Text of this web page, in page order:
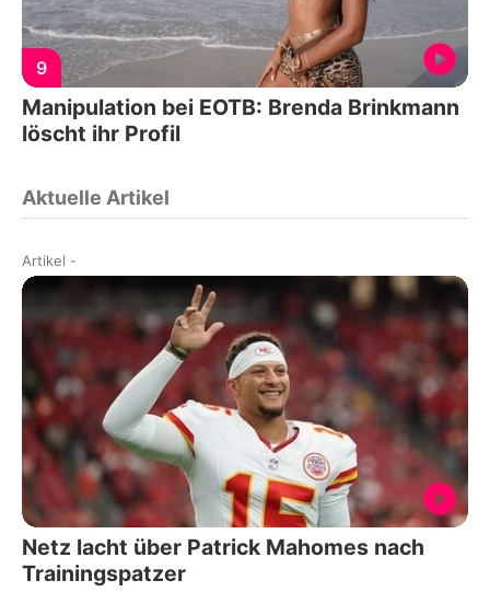
9
Manipulation bei EOTB: Brenda Brinkmann
löscht ihr Profil
Aktuelle Artikel
Artikel -
Netz lacht über Patrick Mahomes nach
Trainingspatzer